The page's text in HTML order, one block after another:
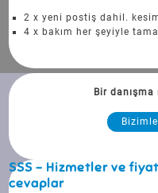
2 x yeni postiş dahil.
4 x bakım her şeyiyle
Bir
SSS - Hizmetler ve
cevaplar